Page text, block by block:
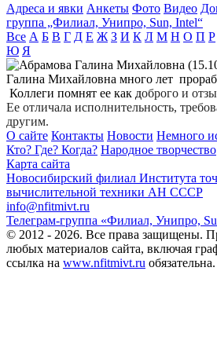
Адреса и явки Анкеты Фото Видео
группа „Филиал, Унипро, Sun, Intel“
Все А Б В Г Д Е Ж З И К Л М Н О П Р
Ю Я
Галина Михайловна много лет
Коллеги помнят ее как доброго и
Ее отличала исполнительность,
другим.
О сайте Контакты Новости Немного
Кто? Где? Когда? Народное творчество
Карта сайта
Новосибирский филиал Института
вычислительной техники АН СССР
info@nfitmivt.ru
Телеграм-группа «Филиал, Унипро,
© 2012 - 2026. Все права защищены.
любых материалов сайта, включая
ссылка на www.nfitmivt.ru обязательна.